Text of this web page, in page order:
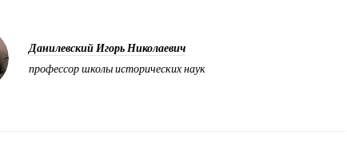
Данилевский Игорь Николаевич
профессор школы исторических наук